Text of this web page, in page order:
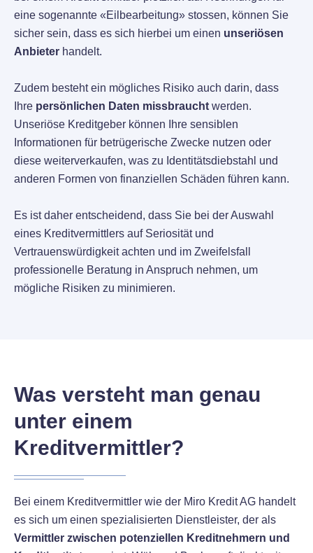
eine sogenannte «Eilbearbeitung» stossen, können Sie
sicher sein, dass es sich hierbei um einen unseriösen
Anbieter handelt.
Zudem besteht ein mögliches Risiko auch darin, dass
Ihre persönlichen Daten missbraucht werden.
Unseriöse Kreditgeber können Ihre sensiblen
Informationen für betrügerische Zwecke nutzen oder
diese weiterverkaufen, was zu Identitätsdiebstahl und
anderen Formen von finanziellen Schäden führen kann.
Es ist daher entscheidend, dass Sie bei der Auswahl
eines Kreditvermittlers auf Seriosität und
Vertrauenswürdigkeit achten und im Zweifelsfall
professionelle Beratung in Anspruch nehmen, um
mögliche Risiken zu minimieren.
Was versteht man genau
unter einem
Kreditvermittler?
Bei einem Kreditvermittler wie der Miro Kredit AG handelt
es sich um einen spezialisierten Dienstleister, der als
Vermittler zwischen potenziellen Kreditnehmern und